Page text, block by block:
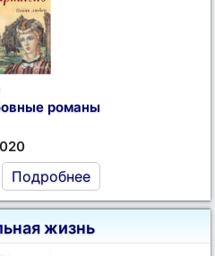
романы
Подробнее
жизнь